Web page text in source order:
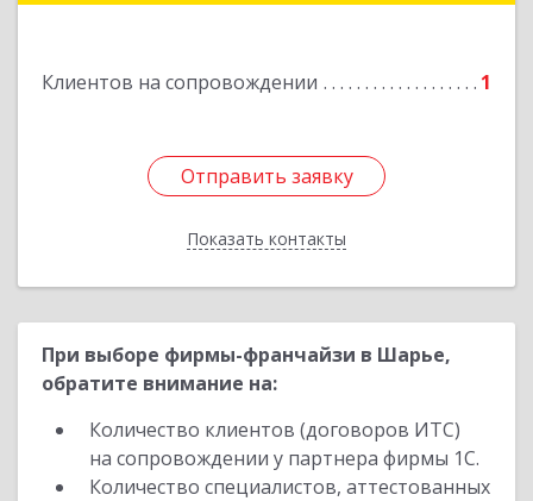
Клиентов на сопровождении 1
Отправить заявку
Показать контакты
Отправить заявку
Назад
При выборе фирмы-франчайзи в Шарье,
обратите внимание на:
Количество клиентов (договоров ИТС)
на сопровождении у партнера фирмы 1С.
Количество специалистов, аттестованных